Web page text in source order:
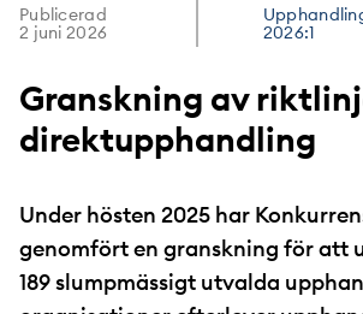
Publicerad
2 juni 2026
2026:1
Granskning av
direktupphandling
Under hösten 2025 har
genomfört en granskning för att
189 slumpmässigt utvalda